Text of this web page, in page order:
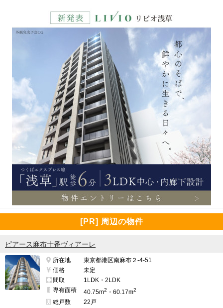
[PR] 周辺の物件
ピアース麻布十番ヴィアーレ
所在地
東京都港区南麻布２-4-51
価格
未定
間取
1LDK・2LDK
専有面積
40.75m2 ・60.17m2
総戸数
22戸